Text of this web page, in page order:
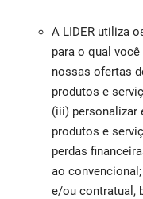
A LIDER utiliza
para o qual
nossas ofertas
produtos e
(iii) personalizar
produtos e
perdas
ao
e/ou contratual,